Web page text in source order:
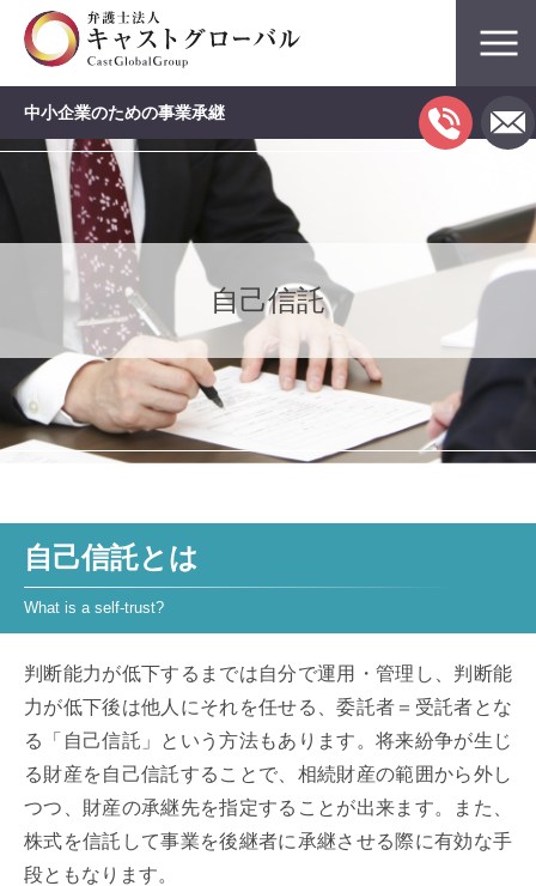
中小企業のための事業承継
自己信託
自己信託とは
判断能力が低下するまでは自分で運用・管理し、判断能
力が低下後は他人にそれを任せる、委託者＝受託者とな
る「自己信託」という方法もあります。将来紛争が生じ
る財産を自己信託することで、相続財産の範囲から外し
つつ、財産の承継先を指定することが出来ます。また、
株式を信託して事業を後継者に承継させる際に有効な手
段ともなります。